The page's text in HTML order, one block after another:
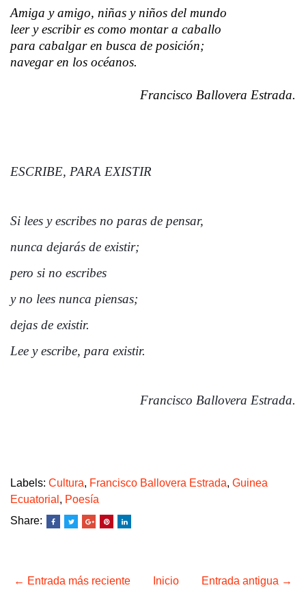
Amiga y amigo, niñas y niños del mundo
leer y escribir es como montar a caballo
para cabalgar en busca de posición;
navegar en los océanos.
Francisco Ballovera Estrada.
ESCRIBE, PARA EXISTIR
Si lees y escribes no paras de pensar,
nunca dejarás de existir;
pero si no escribes
y no lees nunca piensas;
dejas de existir.
Lee y escribe, para existir.
Francisco Ballovera Estrada.
Labels: Cultura, Francisco Ballovera Estrada, Guinea
Ecuatorial , Poesía
Share:
← Entrada más reciente Entrada antigua →
Inicio